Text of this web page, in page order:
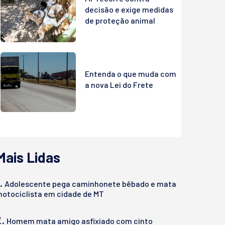
decisão e exige medidas
de proteção animal
Entenda o que muda com
a nova Lei do Frete
Lidas
Adolescente pega caminhonete bêbado e mata
em cidade de MT
Homem mata amigo asfixiado com cinto